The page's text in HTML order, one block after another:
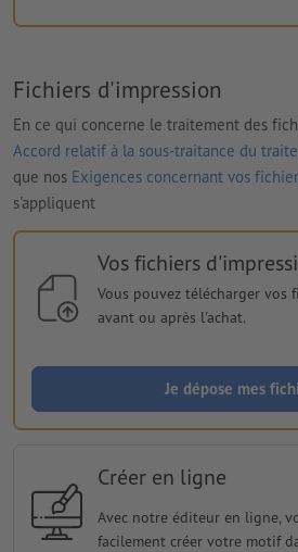
Fichiers d'impression
En ce qui concerne le traitement des
Accord relatif à la sous-traitance du
que nos Exigences concernant vos
s'appliquent
Vos fichiers
Vous pouvez télécharger vos
avant ou après l'achat.
Je dépose mes
Créer en ligne
Avec notre éditeur en ligne,
facilement créer votre motif